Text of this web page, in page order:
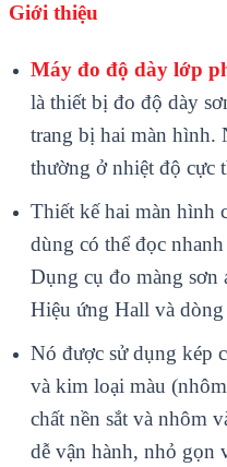
Giới thiệu
Máy đo độ dày lớp
là thiết bị đo độ dày
trang bị hai màn hình.
thường ở nhiệt độ cực
Thiết kế hai màn hình
dùng có thể đọc
Dụng cụ đo màng sơn
Hiệu ứng Hall và
Nó được sử dụng kép
và kim loại màu
chất nền sắt và nhôm
dễ vận hành, nhỏ gọn